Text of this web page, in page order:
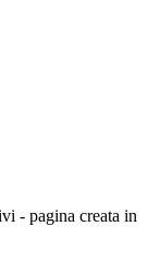
- pagina creata in